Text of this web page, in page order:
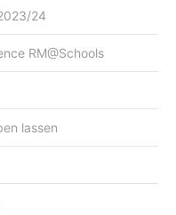
24
RM@Schools
lassen